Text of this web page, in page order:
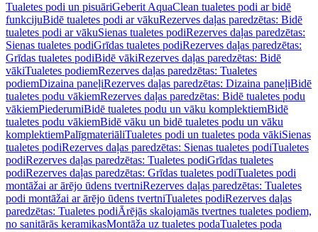
Tualetes podi un pisuāriGeberit AquaClean tualetes podi ar bidē
funkcijuBidē tualetes podi ar vākuRezerves daļas paredzētas: Bidē
tualetes podi ar vākuSienas tualetes podiRezerves daļas paredzētas:
Sienas tualetes podiGrīdas tualetes podiRezerves daļas paredzētas:
Grīdas tualetes podiBidē vākiRezerves daļas paredzētas: Bidē
vākiTualetes podiemRezerves daļas paredzētas: Tualetes
podiemDizaina paneļiRezerves daļas paredzētas: Dizaina paneļiBidē
tualetes podu vākiemRezerves daļas paredzētas: Bidē tualetes podu
vākiemPiederumiBidē tualetes podu un vāku komplektiemBidē
tualetes podu vākiemBidē vāku un bidē tualetes podu un vāku
komplektiemPalīgmateriāliTualetes podi un tualetes poda vākiSienas
tualetes podiRezerves daļas paredzētas: Sienas tualetes podiTualetes
podiRezerves daļas paredzētas: Tualetes podiGrīdas tualetes
podiRezerves daļas paredzētas: Grīdas tualetes podiTualetes podi
montāžai ar ārējo ūdens tvertniRezerves daļas paredzētas: Tualetes
podi montāžai ar ārējo ūdens tvertniTualetes podiRezerves daļas
paredzētas: Tualetes podiĀrējās skalojamās tvertnes tualetes podiem,
no sanitārās keramikasMontāža uz tualetes podaTualetes poda